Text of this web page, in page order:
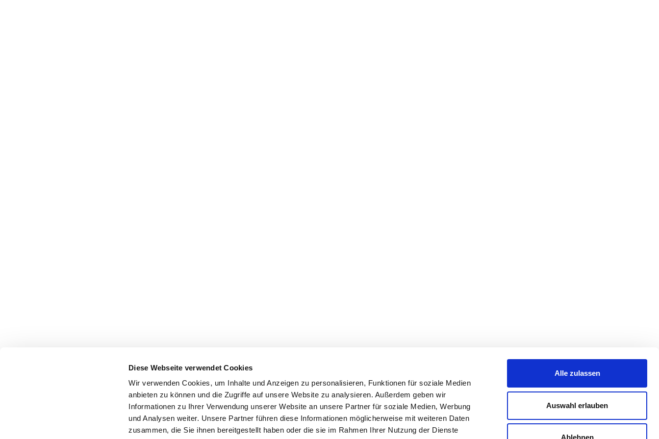
Diese Webseite verwendet Cookies
Wir verwenden Cookies, um Inhalte und Anzeigen zu personalisieren, Funktionen für soziale Medien
anbieten zu können und die Zugriffe auf unsere Website zu analysieren. Außerdem geben wir
Informationen zu Ihrer Verwendung unserer Website an unsere Partner für soziale Medien, Werbung
und Analysen weiter. Unsere Partner führen diese Informationen möglicherweise mit weiteren Daten
zusammen, die Sie ihnen bereitgestellt haben oder die sie im Rahmen Ihrer Nutzung der Dienste
Alle zulassen
Auswahl erlauben
Ablehnen